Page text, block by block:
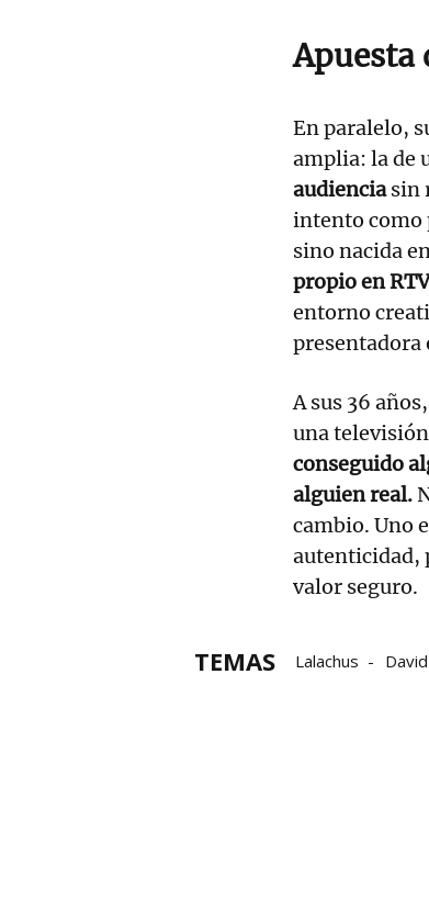
Apuesta
En paralelo,
amplia: la de
audienciasin
intento como
sino nacida
propio en
entorno
presentadora
A sus 36
una
conseguido
alguien real.
cambio. Uno
autenticidad,
valor seguro.
TEMAS Lalachus